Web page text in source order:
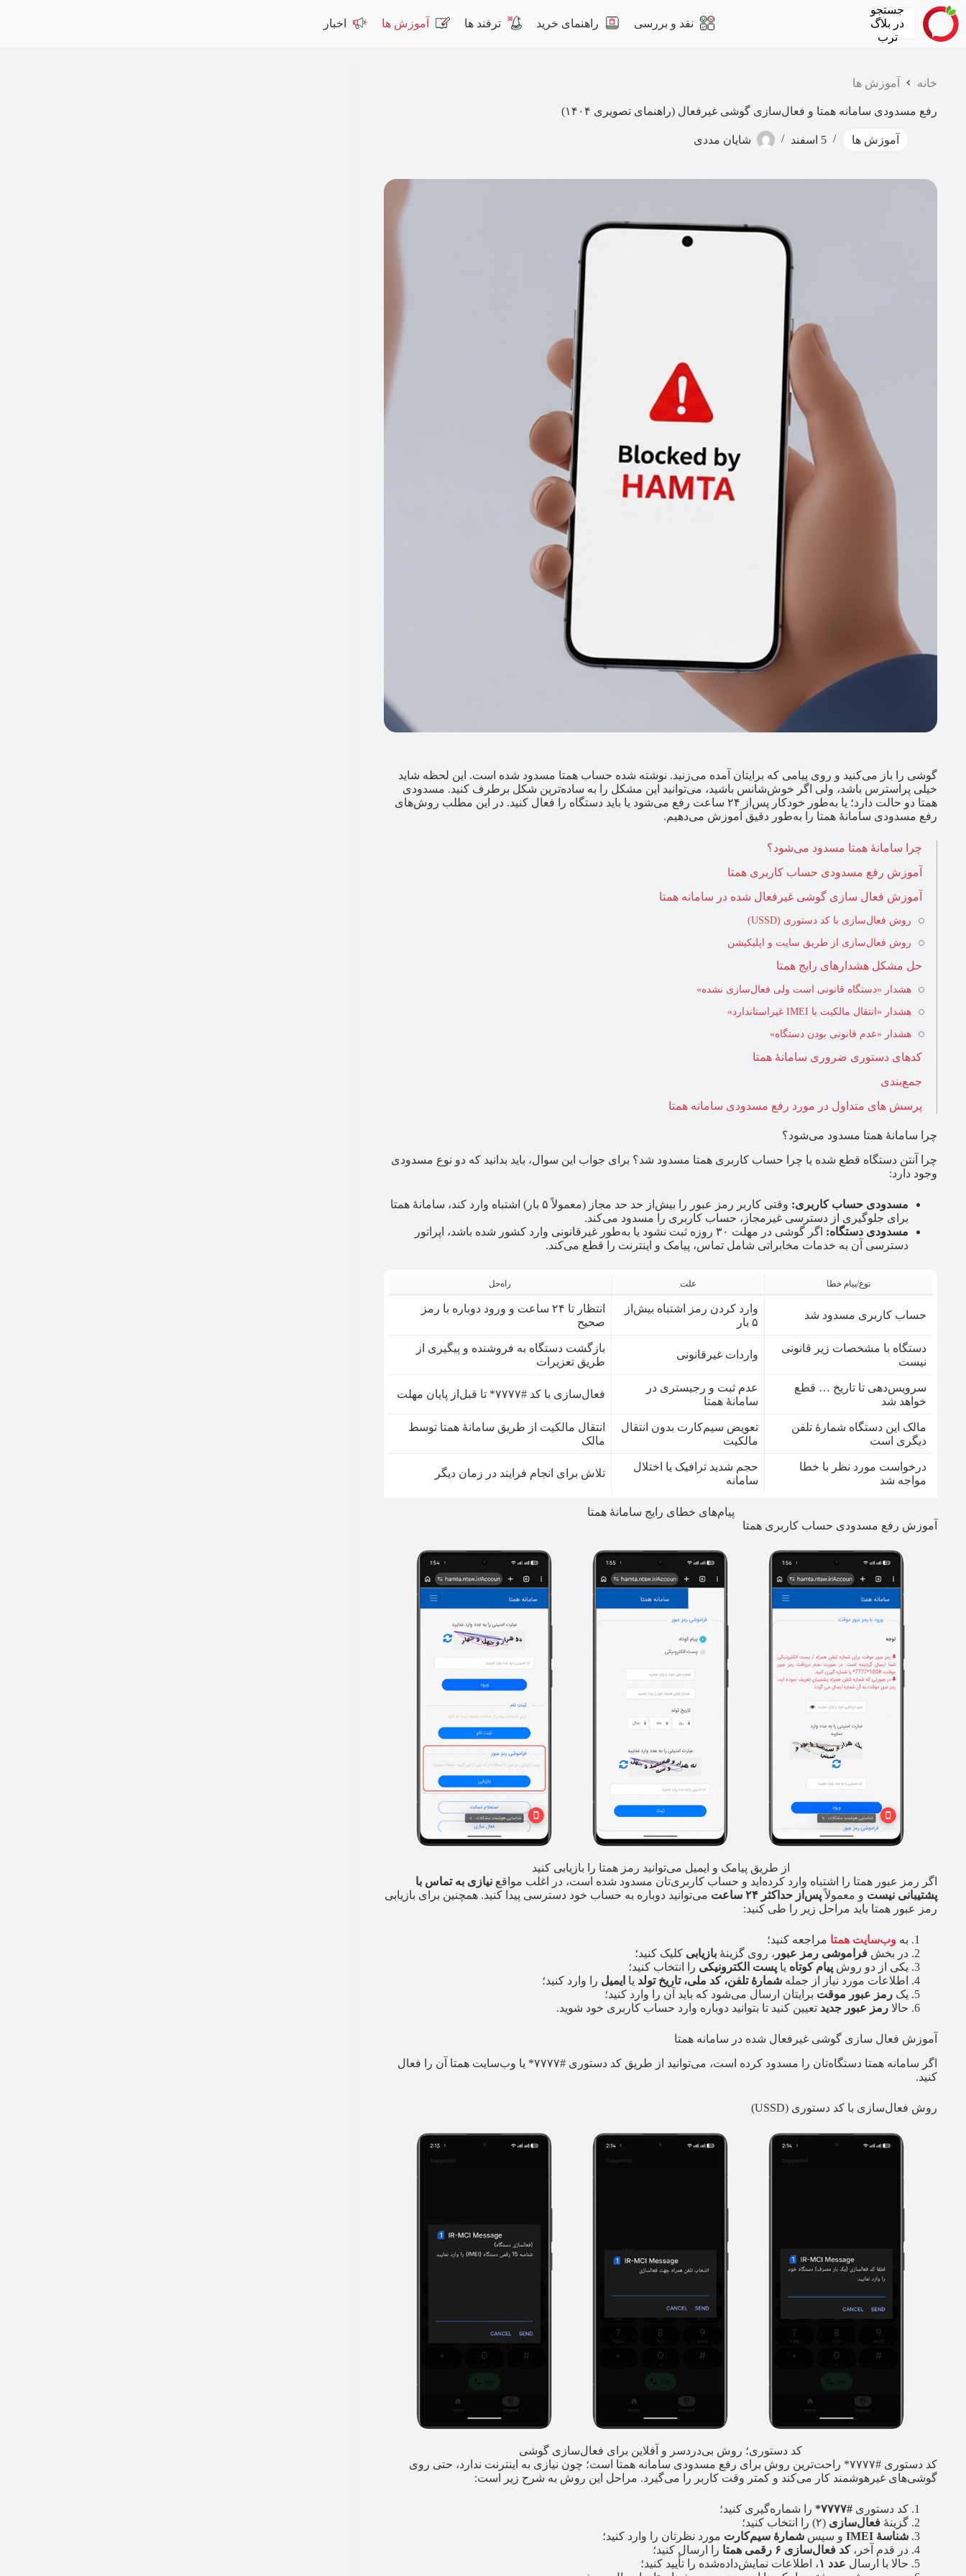
پرش
به
محتوا
جستجو
در بلاگ
ترب
نقد و بررسی راهنمای خرید ترفند ها آموزش ها اخبار
خانه آموزش ها
رفع مسدودی سامانه همتا و فعال‌سازی گوشی غیرفعال (راهنمای تصویری ۱۴۰۴)
آموزش ها 5 اسفند شایان مددی
گوشی را باز می‌کنید و روی پیامی که برایتان آمده می‌زنید. نوشته شده حساب همتا مسدود شده است. این لحظه شاید
خیلی پراسترس باشد، ولی اگر خوش‌شانس باشید، می‌توانید این مشکل را به ساده‌ترین شکل برطرف کنید. مسدودی
همتا دو حالت دارد؛ یا به‌طور خودکار پس‌از ۲۴ ساعت رفع می‌شود یا باید دستگاه را فعال کنید. در این مطلب روش‌های
رفع مسدودی سامانۀ همتا را به‌طور دقیق آموزش می‌دهیم.
چرا سامانۀ همتا مسدود می‌شود؟
آموزش رفع مسدودی حساب کاربری همتا
آموزش فعال‌ سازی گوشی غیرفعال شده در سامانه همتا
روش فعال‌سازی با کد دستوری (USSD)
روش فعال‌سازی از طریق سایت و اپلیکیشن
حل مشکل هشدارهای رایج همتا
هشدار «دستگاه قانونی است ولی فعال‌سازی نشده»
هشدار «انتقال مالکیت با IMEI غیراستاندارد»
هشدار «عدم قانونی بودن دستگاه»
کدهای دستوری ضروری سامانۀ همتا
جمع‌بندی
پرسش های متداول در مورد رفع مسدودی سامانه همتا
چرا سامانۀ همتا مسدود می‌شود؟
چرا آنتن دستگاه قطع شده یا چرا حساب کاربری همتا مسدود شد؟ برای جواب این سوال، باید بدانید که دو نوع مسدودی
وجود دارد:
مسدودی حساب کاربری:
وقتی کاربر رمز عبور را بیش‌از حد حد مجاز (معمولاً ۵ بار) اشتباه وارد کند، سامانۀ همتا
برای جلوگیری از دسترسی غیرمجاز، حساب کاربری را مسدود می‌کند.
مسدودی دستگاه:
اگر گوشی در مهلت ۳۰ روزه ثبت نشود یا به‌طور غیرقانونی وارد کشور شده باشد، اپراتور
دسترسی آن به خدمات مخابراتی شامل تماس، پیامک و اینترنت را قطع می‌کند.
نوع/پیام خطا علت راه‌حل
حساب کاربری مسدود شد
وارد کردن رمز اشتباه بیش‌از
۵ بار
انتظار تا ۲۴ ساعت و ورود دوباره با رمز
صحیح
دستگاه با مشخصات زیر قانونی
نیست
واردات غیرقانونی
بازگشت دستگاه به فروشنده و پیگیری از
طریق تعزیرات
سرویس‌دهی تا تاریخ … قطع
خواهد شد
عدم ثبت و رجیستری در
سامانۀ همتا
فعال‌سازی با کد #۷۷۷۷* تا قبل‌از پایان مهلت
مالک این دستگاه شمارۀ تلفن
دیگری است
تعویض سیم‌کارت بدون انتقال
مالکیت
انتقال مالکیت از طریق سامانۀ همتا توسط
مالک
درخواست مورد نظر با خطا
مواجه شد
حجم شدید ترافیک یا اختلال
سامانه
تلاش برای انجام فرایند در زمان دیگر
پیام‌های خطای رایج سامانۀ همتا
آموزش رفع مسدودی حساب کاربری همتا
از طریق پیامک و ایمیل می‌توانید رمز همتا را بازیابی کنید
اگر رمز عبور همتا را اشتباه وارد کرده‌اید و حساب کاربری‌تان مسدود شده است، در اغلب مواقع نیازی به تماس با
پشتیبانی نیست و معمولاًپس‌از حداکثر ۲۴ ساعت
می‌توانید دوباره به حساب خود دسترسی پیدا کنید. همچنین برای بازیابی
رمز عبور همتا باید مراحل زیر را طی کنید:
به وب‌سایت همتا مراجعه کنید؛
در بخش فراموشی رمز عبور ، روی گزینۀ بازیابی کلیک کنید؛
یکی از دو روش پیام کوتاه یا پست الکترونیکی را انتخاب کنید؛
اطلاعات مورد نیاز از جمله شمارۀ تلفن، کد ملی، تاریخ تولد یا ایمیل را وارد کنید؛
یک رمز عبور موقت برایتان ارسال می‌شود که باید آن را وارد کنید؛
حالا رمز عبور جدید تعیین کنید تا بتوانید دوباره وارد حساب کاربری خود شوید.
آموزش فعال‌ سازی گوشی غیرفعال شده در سامانه همتا
اگر سامانه همتا دستگاه‌تان را مسدود کرده است، می‌توانید از طریق کد دستوری #۷۷۷۷* یا وب‌سایت همتا آن را فعال
کنید.
روش فعال‌سازی با کد دستوری (USSD)
کد دستوری؛ روش بی‌دردسر و آفلاین برای فعال‌سازی گوشی
کد دستوری #۷۷۷۷* راحت‌ترین روش برای رفع مسدودی سامانه همتا است؛ چون نیازی به اینترنت ندارد، حتی روی
گوشی‌های غیرهوشمند کار می‌کند و کمتر وقت کاربر را می‌گیرد. مراحل این روش به شرح زیر است:
کد دستوری #۷۷۷۷*
را شماره‌گیری کنید؛
گزینۀ فعال‌سازی (۲) را انتخاب کنید؛
شناسۀ IMEI
و سپس شمارۀ سیم‌کارت مورد نظرتان را وارد کنید؛
در قدم آخر،کد فعال‌سازی ۶ رقمی همتا
را ارسال کنید؛
حالا با ارسال عدد ۱
، اطلاعات نمایش‌داده‌شده را تأیید کنید؛